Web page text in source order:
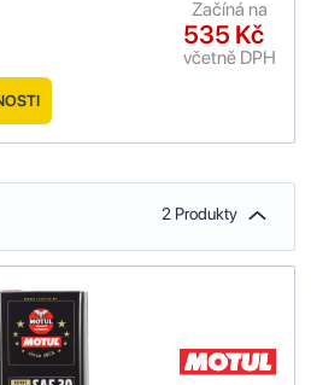
535 Kč
včetně DPH
Začíná na
2 Produkty